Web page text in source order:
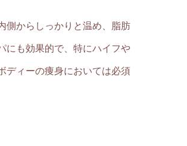
側からしっかりと温め、脂肪
にも効果的で、特にハイフや
ディーの痩身においては必須